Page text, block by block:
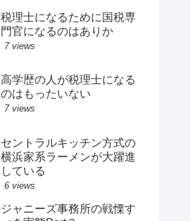
税理士になるために国税専
門官になるのはありか
7 views
高学歴の人が税理士になる
のはもったいない
7 views
セントラルキッチン方式の
横浜家系ラーメンが大躍進
している
6 views
ジャニーズ事務所の戦慄す